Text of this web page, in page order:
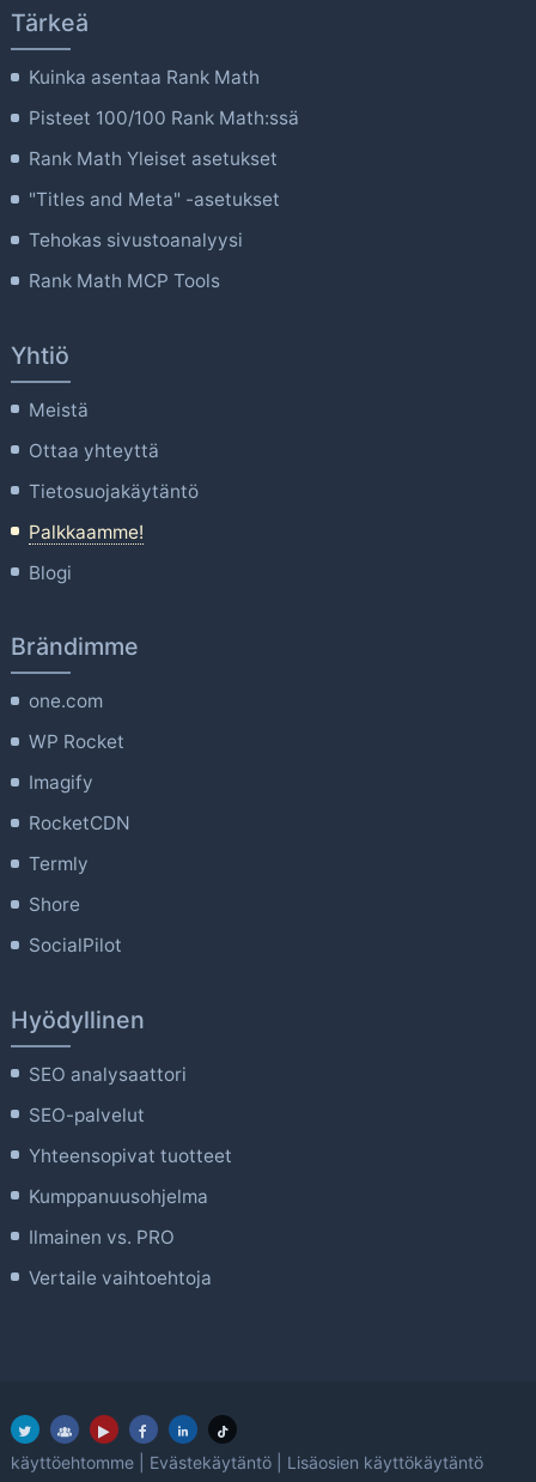
Tärkeä
Kuinka asentaa Rank Math
Pisteet 100/100 Rank Math:ssä
Rank Math Yleiset asetukset
"Titles and Meta" -asetukset
Tehokas sivustoanalyysi
Rank Math MCP Tools
Yhtiö
Meistä
Ottaa yhteyttä
Tietosuojakäytäntö
Palkkaamme!
Blogi
Brändimme
one.com
WP Rocket
Imagify
RocketCDN
Termly
Shore
SocialPilot
Hyödyllinen
SEO analysaattori
SEO-palvelut
Yhteensopivat tuotteet
Kumppanuusohjelma
Ilmainen vs. PRO
Vertaile vaihtoehtoja
käyttöehtomme Evästekäytäntö
Lisäosien käyttökäytäntö